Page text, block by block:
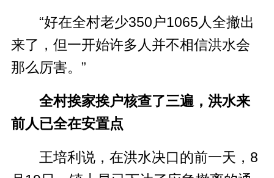
“好在全村老少350户1065人全撤出
来了，但一开始许多人并不相信洪水会
那么厉害。”
全村挨家挨户核查了三遍，洪水来
前人已全在安置点
王培利说，在洪水决口的前一天，8